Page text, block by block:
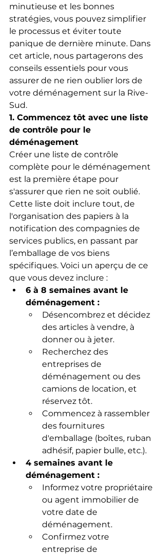
minutieuse et les bonnes
stratégies, vous pouvez simplifier
le processus et éviter toute
panique de dernière minute. Dans
cet article, nous partagerons des
conseils essentiels pour vous
assurer de ne rien oublier lors de
votre déménagement sur la Rive-
Sud.
1. Commencez tôt avec une liste
de contrôle pour le
déménagement
Créer une liste de contrôle
complète pour le déménagement
est la première étape pour
s'assurer que rien ne soit oublié.
Cette liste doit inclure tout, de
l'organisation des papiers à la
notification des compagnies de
services publics, en passant par
l’emballage de vos biens
spécifiques. Voici un aperçu de ce
que vous devez inclure :
6 à 8 semaines avant le
déménagement :
Désencombrez et décidez
des articles à vendre, à
donner ou à jeter.
Recherchez des
entreprises de
déménagement ou des
camions de location, et
réservez tôt.
Commencez à rassembler
des fournitures
d'emballage (boîtes, ruban
adhésif, papier bulle, etc.).
4 semaines avant le
déménagement :
Informez votre propriétaire
ou agent immobilier de
votre date de
déménagement.
Confirmez votre
entreprise de